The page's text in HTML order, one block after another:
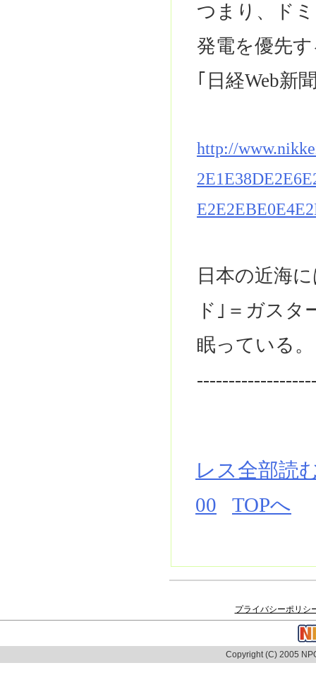
つまり、ド
発電を優先
｢日経Web新
http://
日本の近海
ド｣＝ガス
眠っている。
レス全部読
00
TOPへ
プライバシーポリシ
Copyright (C) 2005